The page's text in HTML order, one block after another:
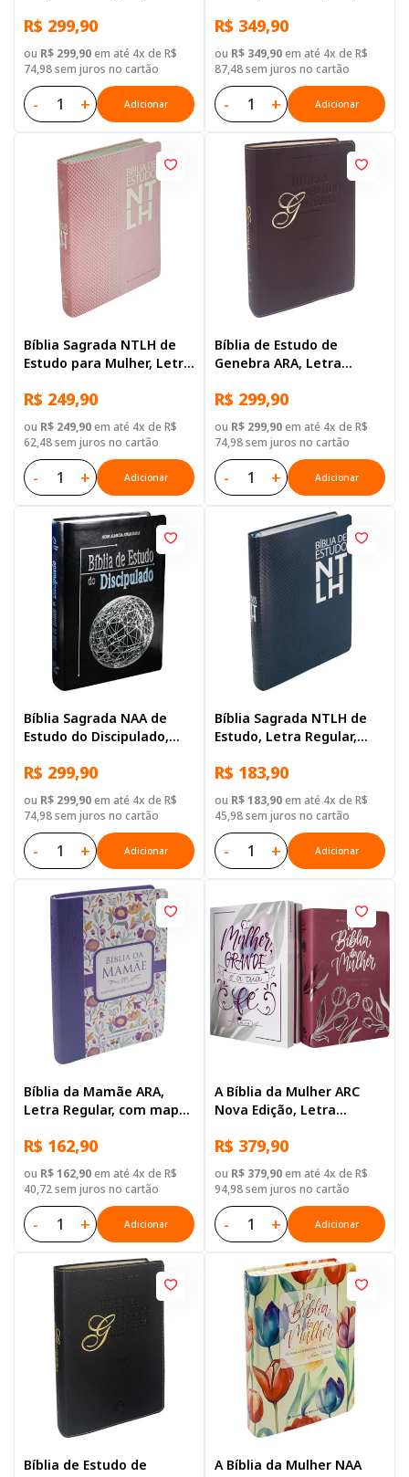
Couro Sintético Preta
R$ 299,90
ou R$ 299,90em até 4x de R$
74,98 sem juros no cartão
- + Adicionar
Grande, Capa Couro
Sintético Preta
R$ 349,90
ou R$ 349,90em até 4x de R$
87,48 sem juros no cartão
- + Adicionar
Bíblia Sagrada NTLH de
Estudo para Mulher, Letra
Couro Sintético Rosa
R$ 249,90
ou R$ 249,90em até 4x de R$
62,48 sem juros no cartão
- + Adicionar
Bíblia de Estudo de
Genebra ARA, Letra
Couro Sintético Vinho
R$ 299,90
ou R$ 299,90em até 4x de R$
74,98 sem juros no cartão
- + Adicionar
Bíblia Sagrada NAA de
Estudo do Discipulado,
Capa Couro Sintético
Preta
R$ 299,90
ou R$ 299,90em até 4x de R$
74,98 sem juros no cartão
- + Adicionar
Bíblia Sagrada NTLH de
Estudo, Letra Regular,
Grande, Capa Couro
Sintético Azul
R$ 183,90
ou R$ 183,90em até 4x de R$
45,98 sem juros no cartão
- + Adicionar
Bíblia da Mamãe ARA,
Letra Regular, com mapa,
Floral
R$ 162,90
ou R$ 162,90em até 4x de R$
40,72 sem juros no cartão
- + Adicionar
A Bíblia da Mulher ARC
Nova Edição, Letra
Couro Sintético Rosa
Tulipa
R$ 379,90
ou R$ 379,90em até 4x de R$
94,98 sem juros no cartão
- + Adicionar
Bíblia de Estudo de
A Bíblia da Mulher NAA